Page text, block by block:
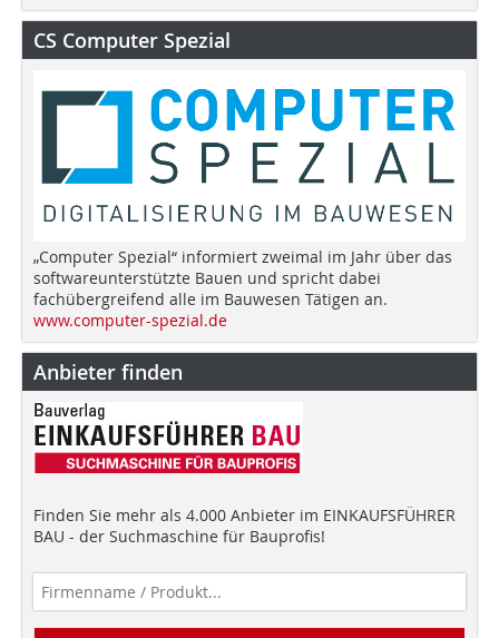
CS Computer Spezial
„Computer Spezial“ informiert zweimal im Jahr über das
softwareunterstützte Bauen und spricht dabei
fachübergreifend alle im Bauwesen Tätigen an.
www.computer-spezial.de
Anbieter finden
Finden Sie mehr als 4.000 Anbieter im EINKAUFSFÜHRER
BAU - der Suchmaschine für Bauprofis!